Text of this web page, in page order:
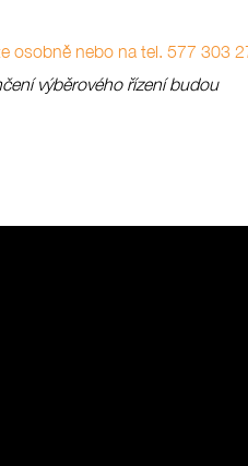
osobně nebo na tel. 577 303
výběrového řízení budou